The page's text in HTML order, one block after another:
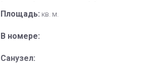
Площадь: кв. м.
В номере:
Санузел: